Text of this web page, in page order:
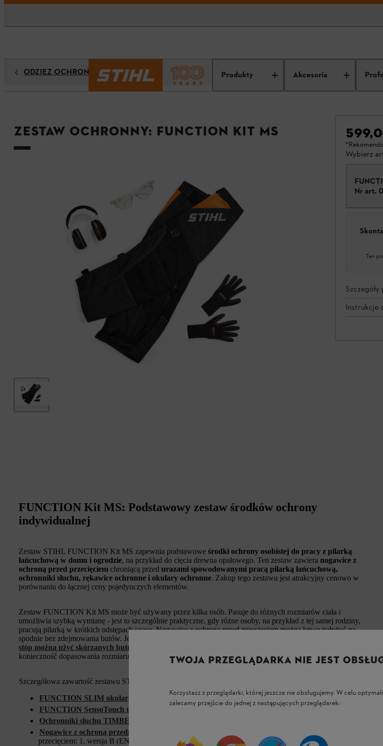
Produkty Akcesoria
ODZIEŻ OCHRONNA
Zestaw ochronny: FUNCTION Kit MS
Wybierz
Nr art.
Ten
Instrukcje
FUNCTION Kit MS: Podstawowy zestaw środków ochrony
indywidualnej
Zestaw STIHL FUNCTION Kit MS zapewnia podstawowe środki ochrony osobistej do pracy z pilarką
łańcuchową w domu i ogrodzie, na przykład do cięcia drewna opałowego. Ten zestaw zawiera nogawice z
ochroną przed przecięciem chroniącą przed urazami spowodowanymi pracą pilarką łańcuchową,
ochronniki słuchu, rękawice ochronne i okulary ochronne. Zakup tego zestawu jest atrakcyjny cenowo w
porównaniu do łącznej ceny pojedynczych elementów.
Zestaw FUNCTION Kit MS może być używany przez kilka osób. Pasuje do różnych rozmiarów ciała i
umożliwia szybką wymianę - jest to szczególnie praktyczne, gdy różne osoby, na przykład z tej samej rodziny,
pracują pilarką w krótkich odstępach czasu. Nogawice z ochroną przed przecięciem można łatwo nałożyć na
spodnie bez zdejmowania butów. Jeśli praca jest wykonywana pilarką łańcuchową blisko ziemi,
stóp można użyć skórzanych butów do pilarki łańcuchowej
konieczność dopasowania rozmiaru.
Szczegółowa zawartość zestawu STIHL FUNCTION Kit MS:
FUNCTION SLIM okulary ochronne
przezroczyste (nr art. 00008840377)
FUNCTION SensoTouch rękawice
, rozmiar L (nr art. 00886111510)
Ochronniki słuchu TIMBERSPORTS Edition®
Nogawice z ochroną przednią nóg 270°
przecięciem: 1, wersja B (EN ISO 11393)
TWOJA PRZEGLĄDARKA NIE JEST
Korzystasz z przeglądarki, której jeszcze nie obsługujemy. W celu
zalecamy przejście do jednej z następujących przeglądarek: